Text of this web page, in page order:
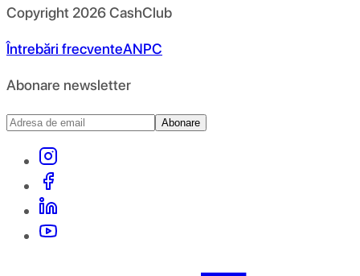
Copyright 2026CashClub
Întrebări frecventeANPC
Abonare newsletter
Abonare